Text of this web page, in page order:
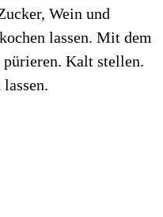
Wein und
lassen. Mit dem
pürieren. Kalt stellen.